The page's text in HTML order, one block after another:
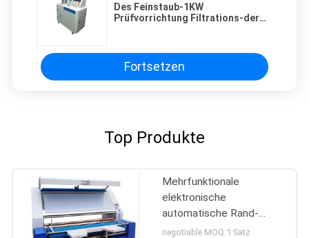
Des Feinstaub-1KW
Prüfvorrichtung Filtrations-der
Fortsetzen
Top Produkte
Mehrfunktionale
elektronische
automatische Rand-
Gewebe-Inspektions-
negotiable MOQ:1 Satz